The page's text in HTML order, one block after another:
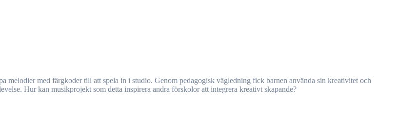
Hur kan musikprojekt som detta inspirera andra förskolor att integrera kreativt skapande?